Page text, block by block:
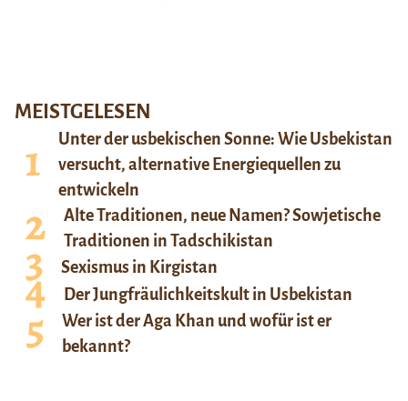
MEISTGELESEN
Unter der usbekischen Sonne: Wie Usbekistan
versucht, alternative Energiequellen zu
entwickeln
Alte Traditionen, neue Namen? Sowjetische
Traditionen in Tadschikistan
Sexismus in Kirgistan
Der Jungfräulichkeitskult in Usbekistan
Wer ist der Aga Khan und wofür ist er
bekannt?